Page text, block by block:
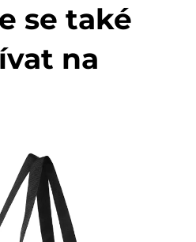
se také
na